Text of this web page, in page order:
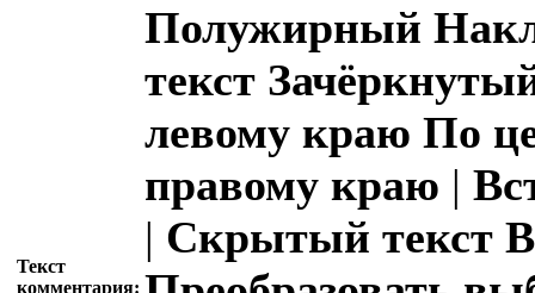
Текст
комментария:
Полужирный
текст
левому краю По
правому краю |
| Скрытый текст